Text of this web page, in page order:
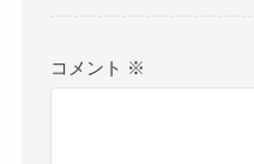
コメント ※